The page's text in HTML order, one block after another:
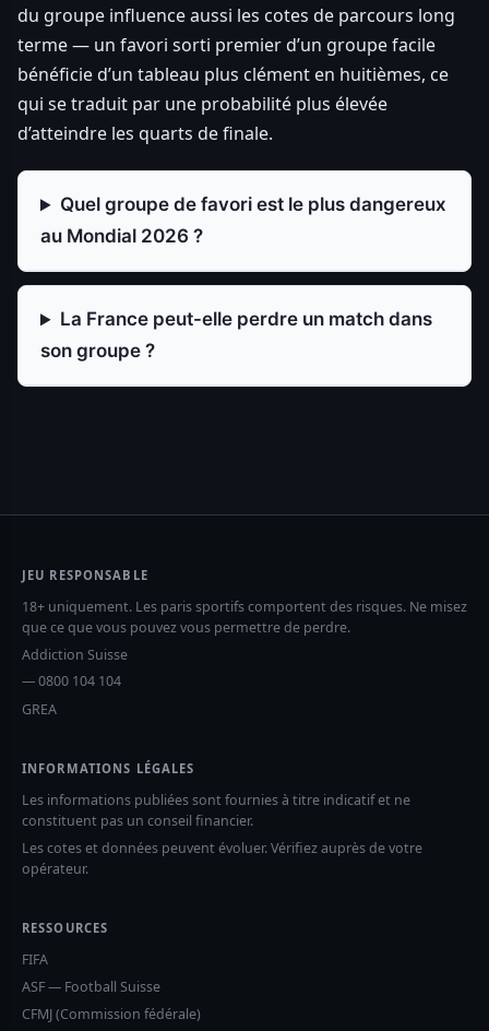
du groupe influence aussi les cotes de parcours long
terme — un favori sorti premier d’un groupe facile
bénéficie d’un tableau plus clément en huitièmes, ce
qui se traduit par une probabilité plus élevée
d’atteindre les quarts de finale.
Quel groupe de favori est le plus dangereux
au Mondial 2026 ?
La France peut-elle perdre un match dans
son groupe ?
JEU RESPONSABLE
18+ uniquement. Les paris sportifs comportent des risques. Ne misez
que ce que vous pouvez vous permettre de perdre.
Addiction Suisse
— 0800 104 104
GREA
INFORMATIONS LÉGALES
Les informations publiées sont fournies à titre indicatif et ne
constituent pas un conseil financier.
Les cotes et données peuvent évoluer. Vérifiez auprès de votre
opérateur.
RESSOURCES
FIFA
ASF — Football Suisse
CFMJ (Commission fédérale)